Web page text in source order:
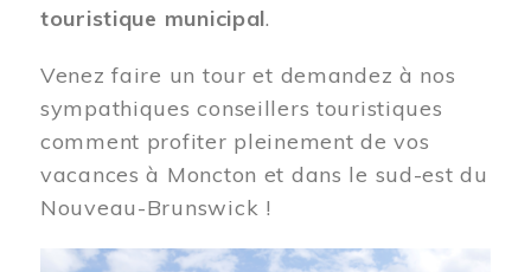
touristique municipal.
Venez faire un tour et demandez à nos
sympathiques conseillers touristiques
comment profiter pleinement de vos
vacances à Moncton et dans le sud-est du
Nouveau-Brunswick !
Image